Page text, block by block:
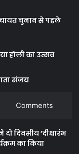
चुनाव से पहले
होली का उत्सव
संजय
Comments
दिवसीय ‘दीक्षारंभ
का किया